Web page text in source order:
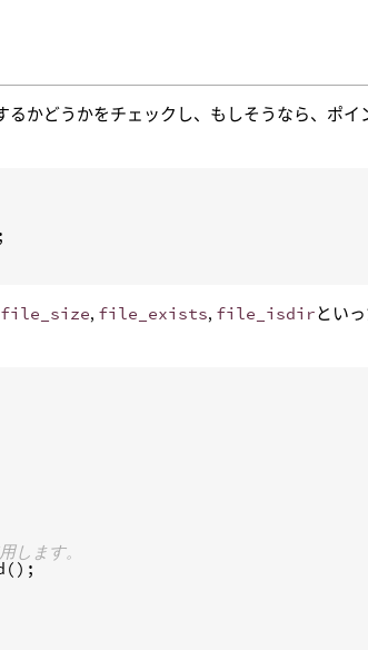
るかどうかをチェックし、もしそうなら、ポイ
file_size, file_exists, file_isdirとい
ます。